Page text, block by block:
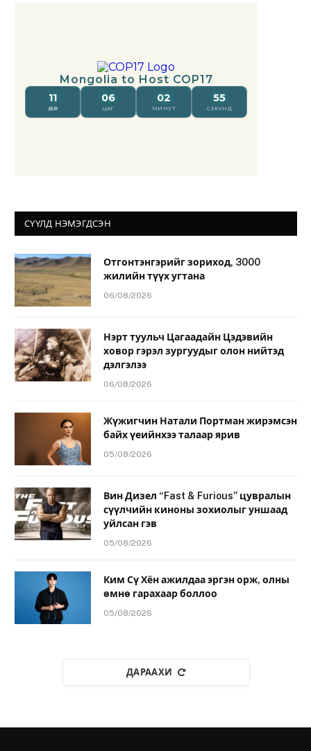
СҮҮЛД НЭМЭГДСЭН
Отгонтэнгэрийг зориход, 3000
жилийн түүх угтана
06/08/2026
Нэрт туульч Цагаадайн Цэдэвийн
ховор гэрэл зургуудыг олон нийтэд
дэлгэлээ
06/08/2026
Жүжигчин Натали Портман жирэмсэн
байх үеийнхээ талаар ярив
05/08/2026
Вин Дизел “Fast & Furious” цувралын
сүүлчийн киноны зохиолыг уншаад
уйлсан гэв
05/08/2026
Ким Сү Хён ажилдаа эргэн орж, олны
өмнө гарахаар боллоо
05/08/2026
ДАРААХИ